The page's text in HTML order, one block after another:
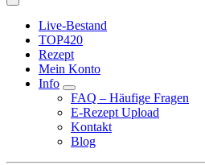
Live-Bestand
TOP420
Rezept
Mein Konto
Info
FAQ – Häufige Fragen
E-Rezept Upload
Kontakt
Blog